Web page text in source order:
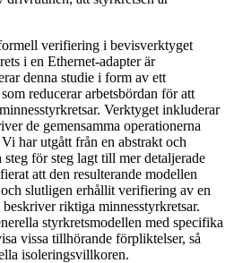
verifiering i bevisverktyget
i en Ethernet-adapter är
denna studie i form av ett
reducerar arbetsbördan för att
Verktyget inkluderar
de gemensamma operationerna
har utgått från en abstrakt och
för steg lagt till mer detaljerade
att den resulterande modellen
slutligen erhållit verifiering av en
riktiga minnesstyrkretsar.
styrkretsmodellen med specifika
vissa tillhörande förpliktelser, så
isoleringsvillkoren.